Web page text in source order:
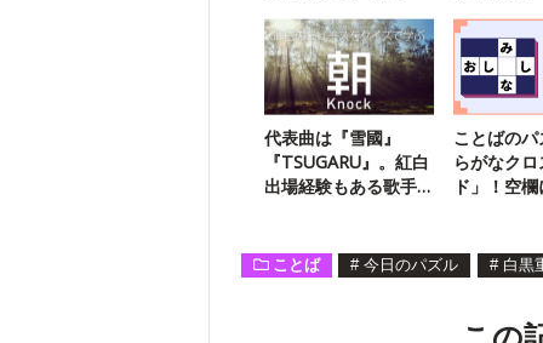
代表曲は『雪國』
『TSUGARU』。紅白
出場経験もある歌手
ことばの
らがなク
ド」！空
ことば # 今日のパズル # 白黒